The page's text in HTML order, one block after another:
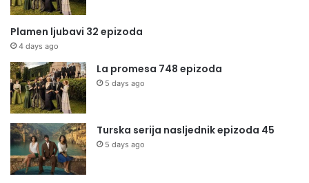
Plamen ljubavi 32 epizoda
4 days ago
La promesa 748 epizoda
5 days ago
Turska serija nasljednik epizoda 45
5 days ago